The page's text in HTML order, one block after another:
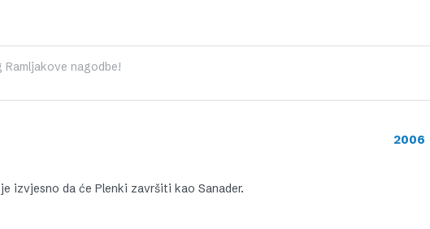
nagodbe!
2006
izvjesno da će Plenki završiti kao Sanader.